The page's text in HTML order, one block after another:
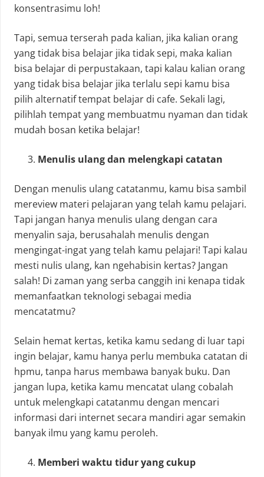
konsentrasimu loh!
Tapi, semua terserah pada kalian, jika kalian orang
yang tidak bisa belajar jika tidak sepi, maka kalian
bisa belajar di perpustakaan, tapi kalau kalian orang
yang tidak bisa belajar jika terlalu sepi kamu bisa
pilih alternatif tempat belajar di cafe. Sekali lagi,
pilihlah tempat yang membuatmu nyaman dan tidak
mudah bosan ketika belajar!
Menulis ulang dan melengkapi catatan
Dengan menulis ulang catatanmu, kamu bisa sambil
mereview materi pelajaran yang telah kamu pelajari.
Tapi jangan hanya menulis ulang dengan cara
menyalin saja, berusahalah menulis dengan
mengingat-ingat yang telah kamu pelajari! Tapi kalau
mesti nulis ulang, kan ngehabisin kertas? Jangan
salah! Di zaman yang serba canggih ini kenapa tidak
memanfaatkan teknologi sebagai media
mencatatmu?
Selain hemat kertas, ketika kamu sedang di luar tapi
ingin belajar, kamu hanya perlu membuka catatan di
hpmu, tanpa harus membawa banyak buku. Dan
jangan lupa, ketika kamu mencatat ulang cobalah
untuk melengkapi catatanmu dengan mencari
informasi dari internet secara mandiri agar semakin
banyak ilmu yang kamu peroleh.
Memberi waktu tidur yang cukup